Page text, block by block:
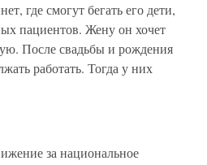
где смогут бегать его дети,
пациентов. Жену он хочет
После свадьбы и рождения
работать. Тогда у них
за национальное